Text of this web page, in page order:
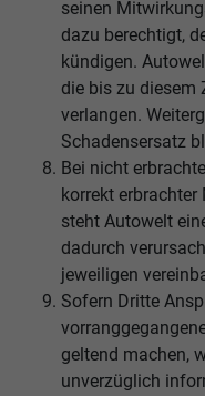
seinen
dazu berechtigt,
kündigen.
die bis zu diesem
verlangen.
Schadensersatz
Bei nicht
korrekt
steht Autowelt
dadurch
jeweiligen
Sofern Dritte
geltend machen,
unverzüglich